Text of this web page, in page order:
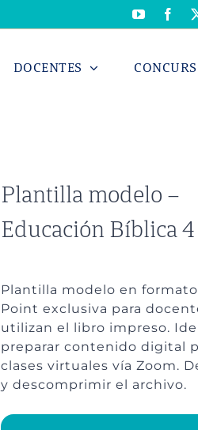
YouTube
DOCENTES
Plantilla modelo –
Educación Bíblica 4
Plantilla modelo en
Point exclusiva para
utilizan el libro impreso.
preparar contenido digital
clases virtuales vía Zoom.
y descomprimir el archivo.